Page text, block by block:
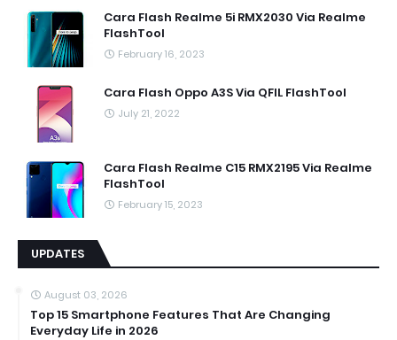
Cara Flash Realme 5i RMX2030 Via Realme
FlashTool
February 16, 2023
Cara Flash Oppo A3S Via QFIL FlashTool
July 21, 2022
Cara Flash Realme C15 RMX2195 Via Realme
FlashTool
February 15, 2023
UPDATES
August 03, 2026
Top 15 Smartphone Features That Are Changing
Everyday Life in 2026